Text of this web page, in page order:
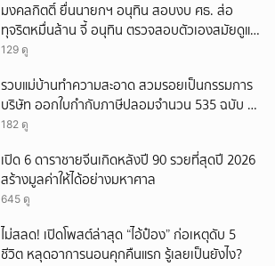
มงคลกิตติ์ ยื่นนายกฯ อนุทิน สอบงบ ศธ. ส่อ
ทุจริตหมื่นล้าน จี้ อนุทิน ตรวจสอบตัวเองสมัยดูแล
ศธ.
129 ดู
รวบแม่บ้านทำความสะอาด สวมรอยเป็นกรรมการ
บริษัท ออกใบกำกับภาษีปลอมจำนวน 535 ฉบับ รัฐ
เสียหายกว่า 129 ล้านบาท
182 ดู
เปิด 6 ดาราชายจีนเกิดหลังปี 90 รวยที่สุดปี 2026
สร้างมูลค่าให้ได้อย่างมหาศาล
645 ดู
ไม่สลด! เปิดโพสต์ล่าสุด “ไอ้ป๋อง” ก่อเหตุดับ 5
ชีวิต หลุดอาการนอนคุกคืนแรก รู้เลยเป็นยังไง?